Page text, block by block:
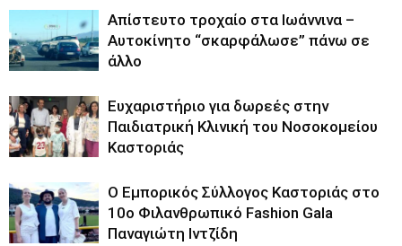
Απίστευτο τροχαίο στα Ιωάννινα –
Αυτοκίνητο “σκαρφάλωσε” πάνω σε
άλλο
Ευχαριστήριο για δωρεές στην
Παιδιατρική Κλινική του Νοσοκομείου
Καστοριάς
Ο Εμπορικός Σύλλογος Καστοριάς στο
10ο Φιλανθρωπικό Fashion Gala
Παναγιώτη Ιντζίδη